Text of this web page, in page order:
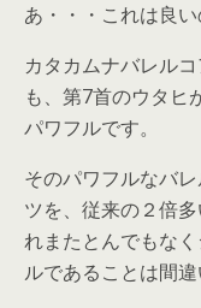
あ・・・これは良
カタカムナバレル
も、第7首のウタヒ
パワフルです。
そのパワフルなバ
ツを、従来の２倍
れまたとんでもな
ルであることは間違